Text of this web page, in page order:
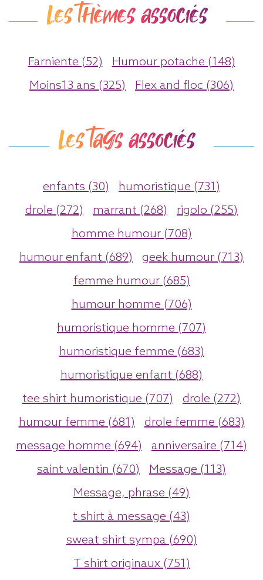
Les thèmes associés
Farniente (52)
Humour potache (148)
Moins13 ans (325)
Flex and floc (306)
Les tags associés
enfants (30)
humoristique (731)
drole (272)
marrant (268)
rigolo (255)
homme humour (708)
humour enfant (689)
geek humour (713)
femme humour (685)
humour homme (706)
humoristique homme (707)
humoristique femme (683)
humoristique enfant (688)
tee shirt humoristique (707)
drole (272)
humour femme (681)
drole femme (683)
message homme (694)
anniversaire (714)
saint valentin (670)
Message (113)
Message, phrase (49)
t shirt à message (43)
sweat shirt sympa (690)
T shirt originaux (751)